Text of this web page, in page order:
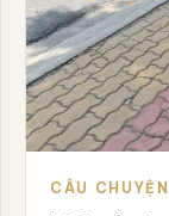
CÂU